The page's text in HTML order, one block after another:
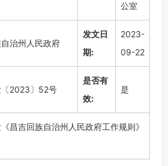
公室
治州人民政府
发文日
期:
2023-
09-22
〔2023〕52号
是否有
效:
是
昌吉回族自治州人民政府工作规则》